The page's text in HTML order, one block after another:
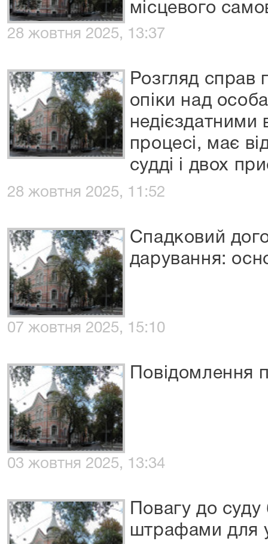
місцевого
28 жовтня 2025, 13:37
Розгляд справ
опіки над
недієздатними
процесі, має
судді і двох
28 жовтня 2025, 11:52
Спадковий
дарування:
07 жовтня 2025, 15:10
Повідомлення
03 жовтня 2025, 13:34
Повагу до
штрафами для